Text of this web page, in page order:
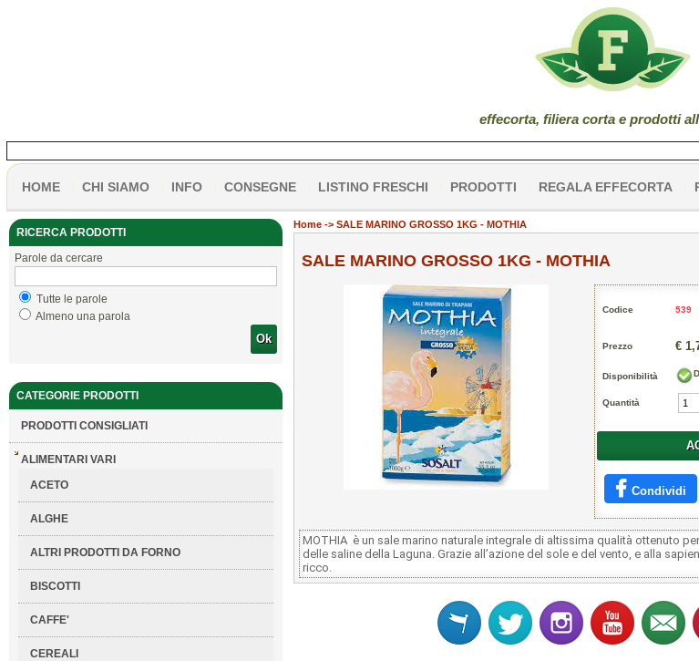
effecorta, filiera corta e prodotti
HOME CHI SIAMO INFO CONSEGNE LISTINO FRESCHI PRODOTTI REGALA EFFECORTA
RICERCA PRODOTTI
Parole da cercare
Tutte le parole
Almeno una parola
Ok
CATEGORIE PRODOTTI
PRODOTTI CONSIGLIATI
ALIMENTARI VARI
ACETO
ALGHE
ALTRI PRODOTTI DA FORNO
BISCOTTI
CAFFE'
CEREALI
Home-> SALE MARINO GROSSO 1KG - MOTHIA
SALE MARINO GROSSO 1KG - MOTHIA
Codice 539
Prezzo €
Disponibilità
Quantità
Condividi
MOTHIA è un sale marino naturale integrale di altissima qualità ottenuto
delle saline della Laguna. Grazie all’azione del sole e del vento, e alla
ricco.